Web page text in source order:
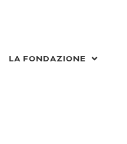
LA FONDAZIONE